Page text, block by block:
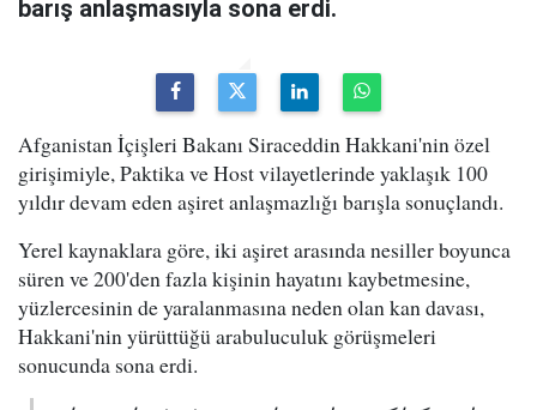
barış anlaşmasıyla sona erdi.
Afganistan İçişleri Bakanı Siraceddin Hakkani'nin özel
girişimiyle, Paktika ve Host vilayetlerinde yaklaşık 100
yıldır devam eden aşiret anlaşmazlığı barışla sonuçlandı.
Yerel kaynaklara göre, iki aşiret arasında nesiller boyunca
süren ve 200'den fazla kişinin hayatını kaybetmesine,
yüzlercesinin de yaralanmasına neden olan kan davası,
Hakkani'nin yürüttüğü arabuluculuk görüşmeleri
sonucunda sona erdi.